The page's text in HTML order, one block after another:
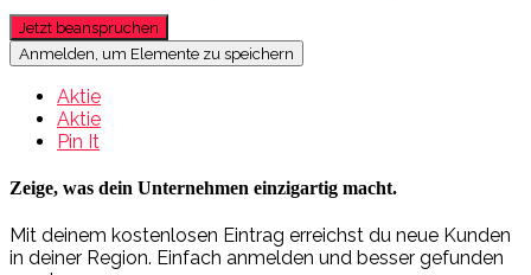
Jetzt beanspruchen
Anmelden, um Elemente zu speichern
Aktie
Aktie
Pin It
Zeige, was dein Unternehmen einzigartig macht.
Mit deinem kostenlosen Eintrag erreichst du neue Kunden
in deiner Region. Einfach anmelden und besser gefunden